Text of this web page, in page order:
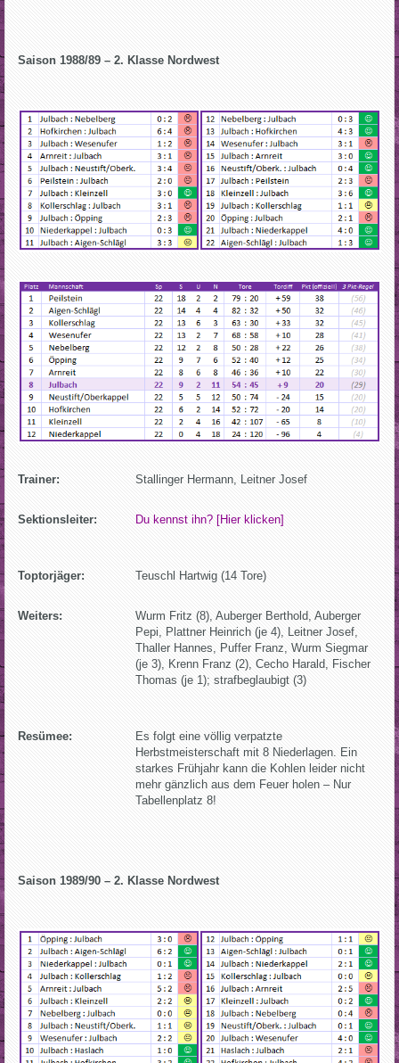
Saison 1988/89 – 2. Klasse Nordwest
Trainer: Stallinger Hermann, Leitner Josef
Sektionsleiter: Du kennst ihn? [Hier klicken]
Toptorjäger: Teuschl Hartwig (14 Tore)
Weiters:
Wurm Fritz (8), Auberger Berthold, Auberger
Pepi, Plattner Heinrich (je 4), Leitner Josef,
Thaller Hannes, Puffer Franz, Wurm Siegmar
(je 3), Krenn Franz (2), Cecho Harald, Fischer
Thomas (je 1); strafbeglaubigt (3)
Resümee:
Es folgt eine völlig verpatzte
Herbstmeisterschaft mit 8 Niederlagen. Ein
starkes Frühjahr kann die Kohlen leider nicht
mehr gänzlich aus dem Feuer holen – Nur
Tabellenplatz 8!
Saison 1989/90 – 2. Klasse Nordwest